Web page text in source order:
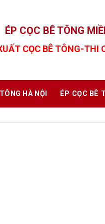
ÉP CỌC BÊ TÔNG
CỌC BÊ TÔNG-THI
HÀ NỘI ÉP CỌC BÊ